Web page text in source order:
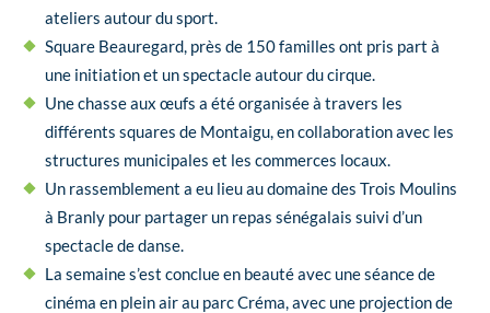
ateliers autour du sport.
Square Beauregard, près de 150 familles ont pris part à
une initiation et un spectacle autour du cirque.
Une chasse aux œufs a été organisée à travers les
différents squares de Montaigu, en collaboration avec les
structures municipales et les commerces locaux.
Un rassemblement a eu lieu au domaine des Trois Moulins
à Branly pour partager un repas sénégalais suivi d’un
spectacle de danse.
La semaine s’est conclue en beauté avec une séance de
cinéma en plein air au parc Créma, avec une projection de